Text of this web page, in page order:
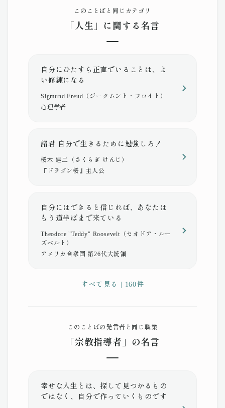
このことばと同じカテゴリ
「人生」に関する名言
自分にひたすら正直でいることは、よ
い修練になる
Sigmund Freud（ジークムント・フロイト）
心理学者
諸君 自分で生きるために勉強しろ！
桜木 建二（さくらぎ けんじ）
『ドラゴン桜』主人公
自分にはできると信じれば、あなたは
もう道半ばまで来ている
Theodore "Teddy" Roosevelt（セオドア・ルー
ズベルト）
アメリカ合衆国 第26代大統領
すべて見る | 160件
このことばの発言者と同じ職業
「宗教指導者」の名言
幸せな人生とは、探して見つかるもの
ではなく、自分で作っていくものです